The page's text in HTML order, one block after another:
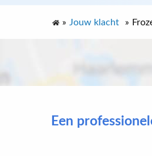
» Jouw klacht »
Een